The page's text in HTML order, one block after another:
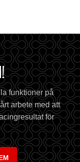
funktioner på
arbete med att
för